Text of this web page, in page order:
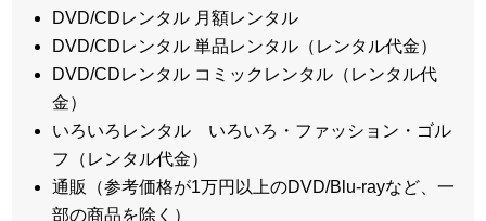
DVD/CDレンタル 月額レンタル
DVD/CDレンタル 単品レンタル（レンタル代金）
DVD/CDレンタル コミックレンタル（レンタル代
金）
いろいろレンタル いろいろ・ファッション・ゴル
フ（レンタル代金）
通販（参考価格が1万円以上のDVD/Blu-rayなど、一
部の商品を除く）